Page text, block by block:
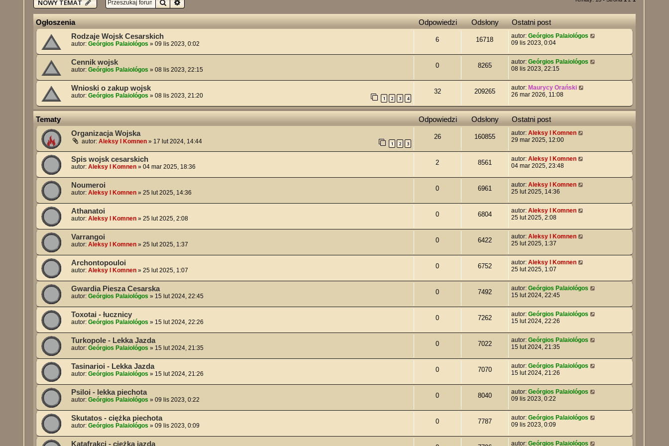
NOWY TEMAT
SzukajWyszukiwanie zaawansowane
Ogłoszenia Odpowiedzi Odsłony Ostatni post
Rodzaje Wojsk Cesarskich
autor:Geórgios Palaiológos »09 lis 2023, 0:02
6 16718 autor: Geórgios Palaiológos
09 lis 2023, 0:04
Cennik wojsk
autor:Geórgios Palaiológos »08 lis 2023, 22:15
0 8265 autor: Geórgios Palaiológos
08 lis 2023, 22:15
Wnioski o zakup wojsk
autor:Geórgios Palaiológos »08 lis 2023, 21:20 1 2 3 4
32 209265 autor: Maurycy Orański
26 mar 2026, 11:08
Tematy Odpowiedzi Odsłony Ostatni post
Organizacja Wojska
autor:Aleksy I Komnen » 17 lut 2024, 14:44 1 2 3
26 160855 autor: Aleksy I Komnen
29 mar 2025, 12:00
Spis wojsk cesarskich
autor:Aleksy I Komnen »04 mar 2025, 18:36
2 8561 autor: Aleksy I Komnen
04 mar 2025, 23:48
Noumeroi
autor:Aleksy I Komnen »25 lut 2025, 14:36
0 6961 autor: Aleksy I Komnen
25 lut 2025, 14:36
Athanatoi
autor:Aleksy I Komnen »25 lut 2025, 2:08
0 6804 autor: Aleksy I Komnen
25 lut 2025, 2:08
Varrangoi
autor:Aleksy I Komnen »25 lut 2025, 1:37
0 6422 autor: Aleksy I Komnen
25 lut 2025, 1:37
Archontopouloi
autor:Aleksy I Komnen »25 lut 2025, 1:07
0 6752 autor: Aleksy I Komnen
25 lut 2025, 1:07
Gwardia Piesza Cesarska
autor:Geórgios Palaiológos » 15 lut 2024, 22:45
0 7492 autor: Geórgios Palaiológos
15 lut 2024, 22:45
Toxotai - łucznicy
autor:Geórgios Palaiológos » 15 lut 2024, 22:26
0 7262 autor: Geórgios Palaiológos
15 lut 2024, 22:26
Turkopole - Lekka Jazda
autor:Geórgios Palaiológos » 15 lut 2024, 21:35
0 7022 autor: Geórgios Palaiológos
15 lut 2024, 21:35
Tasinarioi - Lekka Jazda
autor:Geórgios Palaiológos » 15 lut 2024, 21:26
0 7070 autor: Geórgios Palaiológos
15 lut 2024, 21:26
Psiloi - lekka piechota
autor:Geórgios Palaiológos »09 lis 2023, 0:22
0 8040 autor: Geórgios Palaiológos
09 lis 2023, 0:22
Skutatos - ciężka piechota
autor:Geórgios Palaiológos »09 lis 2023, 0:09
0 7787 autor: Geórgios Palaiológos
09 lis 2023, 0:09
Katafrakci - ciężka jazda autor: Geórgios Palaiológos